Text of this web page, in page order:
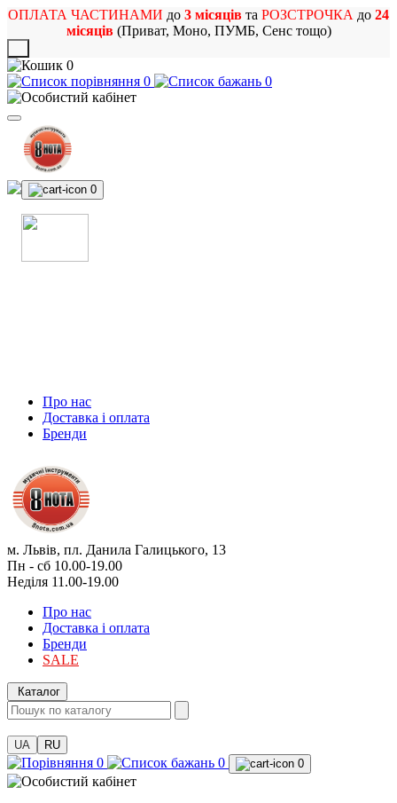
ОПЛАТА ЧАСТИНАМИ до 3 місяців та РОЗСТРОЧКА до 24
місяців(Приват, Моно, ПУМБ, Сенс тощо)
0
0
0
0
Про нас
Доставка і оплата
Бренди
м. Львів, пл. Данила Галицького, 13
Пн - сб 10.00-19.00
Неділя 11.00-19.00
Про нас
Доставка і оплата
Бренди
SALE
Каталог
UA RU
0 0 0